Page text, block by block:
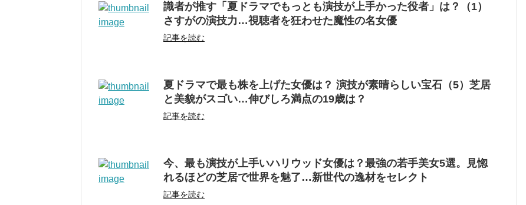
識者が推す「夏ドラマでもっとも演技が上手かった役者」は？（1）
さすがの演技力…視聴者を狂わせた魔性の名女優
記事を読む
夏ドラマで最も株を上げた女優は？ 演技が素晴らしい宝石（5）芝居
と美貌がスゴい…伸びしろ満点の19歳は？
記事を読む
今、最も演技が上手いハリウッド女優は？最強の若手美女5選。見惚
れるほどの芝居で世界を魅了…新世代の逸材をセレクト
記事を読む